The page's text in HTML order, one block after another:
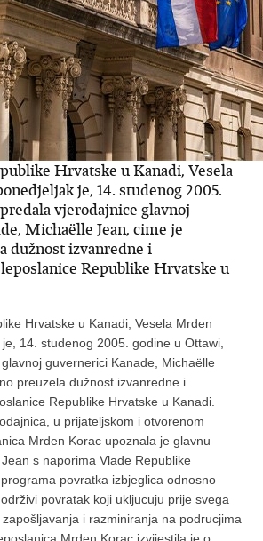
Hrvatske u Kanadi, Vesela
je, 14. studenog 2005.
vjerodajnice glavnoj
Michaëlle Jean, cime je
dužnost izvanredne i
Republike Hrvatske u
Hrvatske u Kanadi, Vesela Mrden
14. studenog 2005. godine u Ottawi,
guvernerici Kanade, Michaëlle
preuzela dužnost izvanredne i
Republike Hrvatske u Kanadi.
u prijateljskom i otvorenom
Mrden Korac upoznala je glavnu
s naporima Vlade Republike
povratka izbjeglica odnosno
povratak koji ukljucuju prije svega
i razminiranja na podrucjima